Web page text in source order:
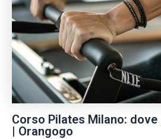
Corso Pilates Milano:
| Orangogo